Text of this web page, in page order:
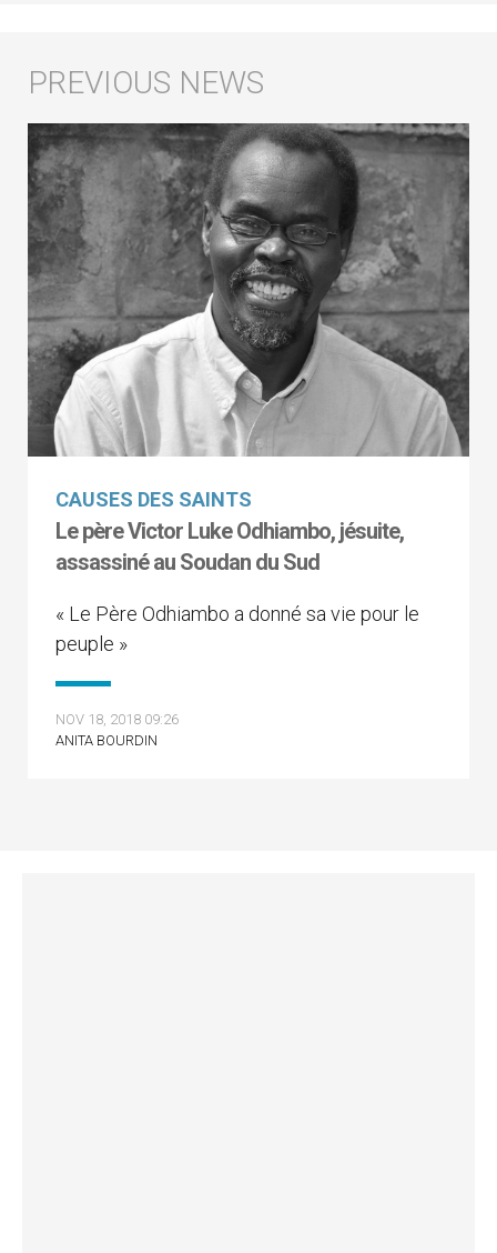
CAUSES DES SAINTS
Le père Victor Luke Odhiambo, jésuite,
assassiné au Soudan du Sud
« Le Père Odhiambo a donné sa vie pour le
peuple »
NOV 18, 2018 09:26
ANITA BOURDIN